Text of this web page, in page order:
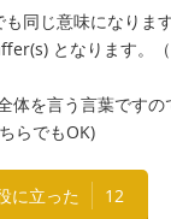
じ意味になります
となります。
を言う言葉ですの
らでもOK)
に立った 12